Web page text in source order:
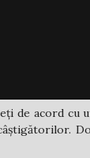
de acord